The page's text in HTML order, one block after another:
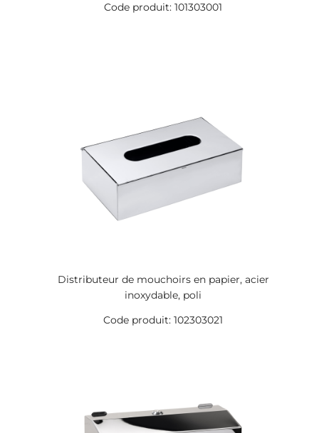
Code produit: 101303001
Distributeur de mouchoirs en papier, acier
inoxydable, poli
Code produit: 102303021